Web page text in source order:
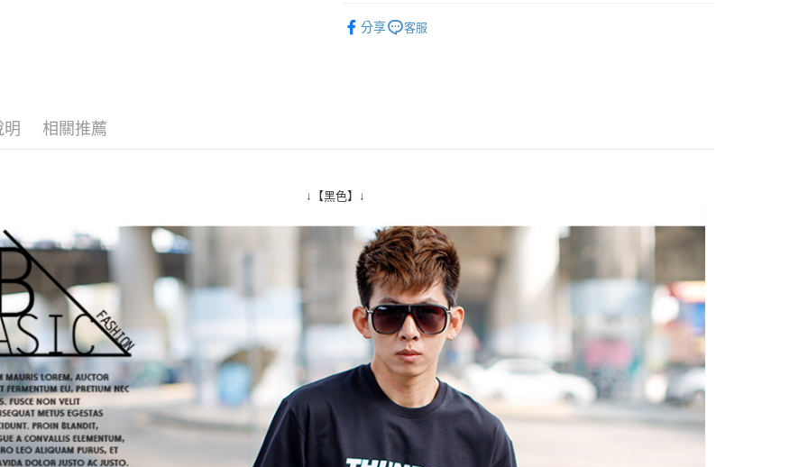
AFTEE先享後付是「在收到商品之後才付款」的支付方式。 讓您購物簡單
便利好安心！
／ATM／網路銀行／等多元方式進行付款，方視為交易完成。
絡購買商品的店家。未經商家同意取消之訂單仍視為有效，需透過AFTEE
先享後付繳納相關費用。
※ 交易是否成功請以「AFTEE先享後付 」之結帳頁面顯示為準，若有關於
是否繳費成功／繳費後需取消欲退款等相關疑問，請聯繫「AFTEE先享後
付客戶支援中心」https://netprotections.freshdesk.com/support/home
【注意事項】
１．透過由恩沛科技股份有限公司提供之「AFTEE先享後付」服務完成之
交易，需依本服務之必要範圍內提供個人資料，並將交易相關給付款項請
求債權轉讓予恩沛科技股份有限公司。
２．關於個人資料處理事宜，請瀏覽以下網址：
https://aftee.tw/terms/#terms3
３．未成年的使用者請事先徵得法定代理人或監護人之同意方可使用
「AFTEE先享後付」，若未經同意申辦者引起之損失，本公司不負相關責
任。
ATM付款
每筆NT$80，滿NT$1,800(含以上)免運費
7-11付款取貨
每筆NT$80，滿NT$1,800(含以上)免運費
先付款後7-11取貨
每筆NT$80，滿NT$1,800(含以上)免運費
宅配
每筆NT$120，滿NT$3,000(含以上)免運費
分享 客服
明 相關推薦
↓【黑色】↓